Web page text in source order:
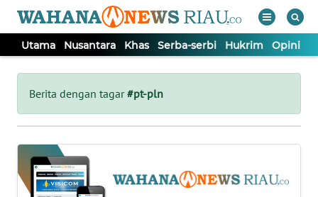
Utama Nusantara Khas Serba-serbi Hukrim Opini
Berita dengan tagar#pt-pln
Tutup
UTAMA
NUSANTARA